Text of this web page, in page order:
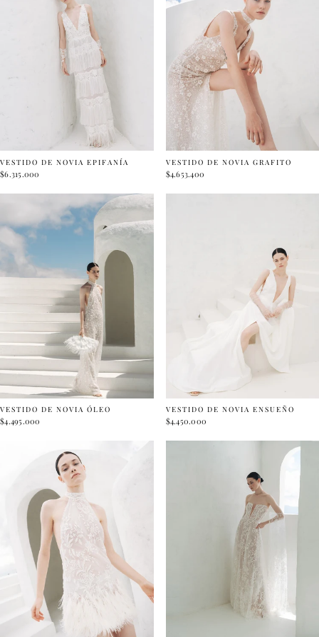
VESTIDO DE NOVIA EPIFANÍA
$6.315.000
VESTIDO DE NOVIA GRAFITO
$4.653.400
VESTIDO DE NOVIA ÓLEO
$4.495.000
VESTIDO DE NOVIA ENSUEÑO
$4.450.000